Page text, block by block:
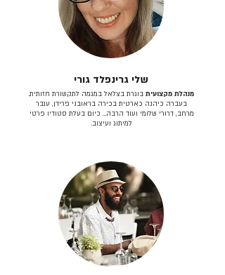
שלי גרינפלד גורי
מנהלת מקצועית בוגרת בצלאל במגמה לתקשורת חזותית.
בעברה כיהנה כארטית בכירה בראובני פרידן, ענבר
מרחב, דרורי שלומי ועוד הרבה… כיום בעלת סטודיו פרטי
למיתוג ועיצוב.